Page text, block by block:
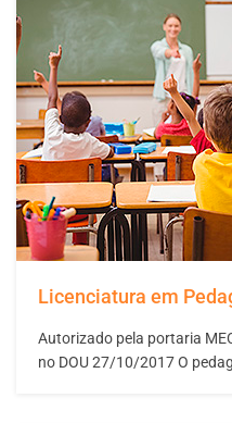
Mercado esse, na sua
Licenciatura em
Autorizado pela portaria
no DOU 27/10/2017 O